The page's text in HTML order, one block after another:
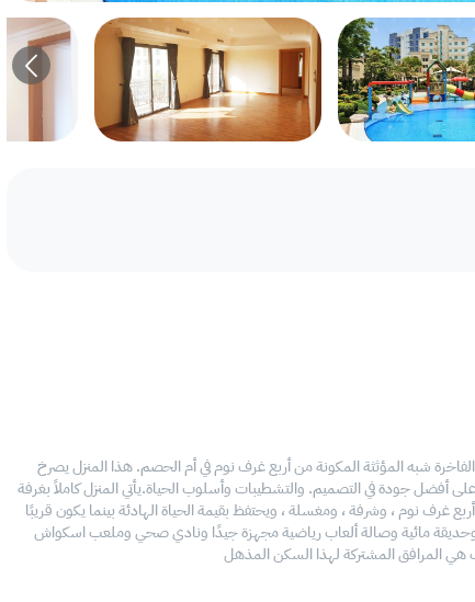
شبه المؤثثة المكونة من أربع غرف نوم في أم الحصم. هذا المنزل يصرخ
جودة في التصميم. والتشطيبات وأسلوب الحياة.يأتي المنزل كاملاً بغرفة
غرف نوم ، وشرفة ، ومغسلة ، ويحتفظ بقيمة الحياة الهادئة بينما يكون قريبًا
مائية وصالة ألعاب رياضية مجهزة جيدًا ونادي صحي وملعب اسكواش
هي المرافق المشتركة لهذا السكن المذهل